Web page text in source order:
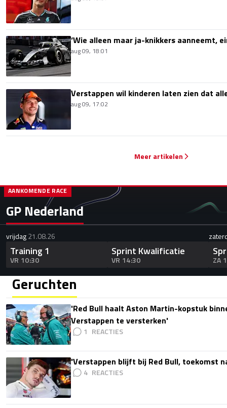
‘Wie alleen maar ja-knikkers aanneemt,
aug 09, 18:01
Verstappen wil kinderen laten zien dat
aug 09, 17:02
Meer artikelen
GP Nederland
AANKOMENDE RACE
vrijdag21.08.26
Training 1
VR 10:30
Sprint Kwalificatie
VR 14:30 ZA
Geruchten
'Red Bull haalt Aston Martin-kopstuk
Verstappen te versterken'
1
'Verstappen blijft bij Red Bull, toekomst
4